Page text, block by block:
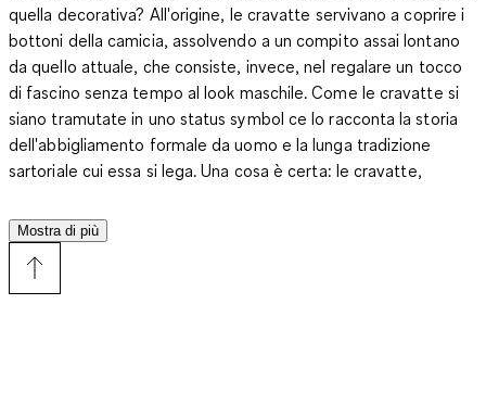
quella decorativa? All'origine, le cravatte servivano a coprire i
bottoni della camicia, assolvendo a un compito assai lontano
da quello attuale, che consiste, invece, nel regalare un tocco
di fascino senza tempo al look maschile. Come le cravatte si
siano tramutate in uno status symbol ce lo racconta lastoria
dell'abbigliamento formale da uomo e la lunga tradizione
sartoriale cui essa si lega. Una cosa è certa: le cravatte,
stoffa, raccontano qualcosa del tuo stile
da ufficio, cravatte per il
inevitabilmente, per l'
principali utilizzi della fascia di tessuto che si lega attorno al
Mostra di più